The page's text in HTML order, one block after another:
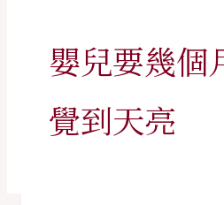
嬰兒要幾個
覺到天亮